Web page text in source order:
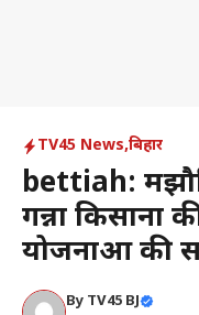
TV45 News,बिहार
bettiah:
गन्ना किसानों
योजनाओं की
By TV45 BJ